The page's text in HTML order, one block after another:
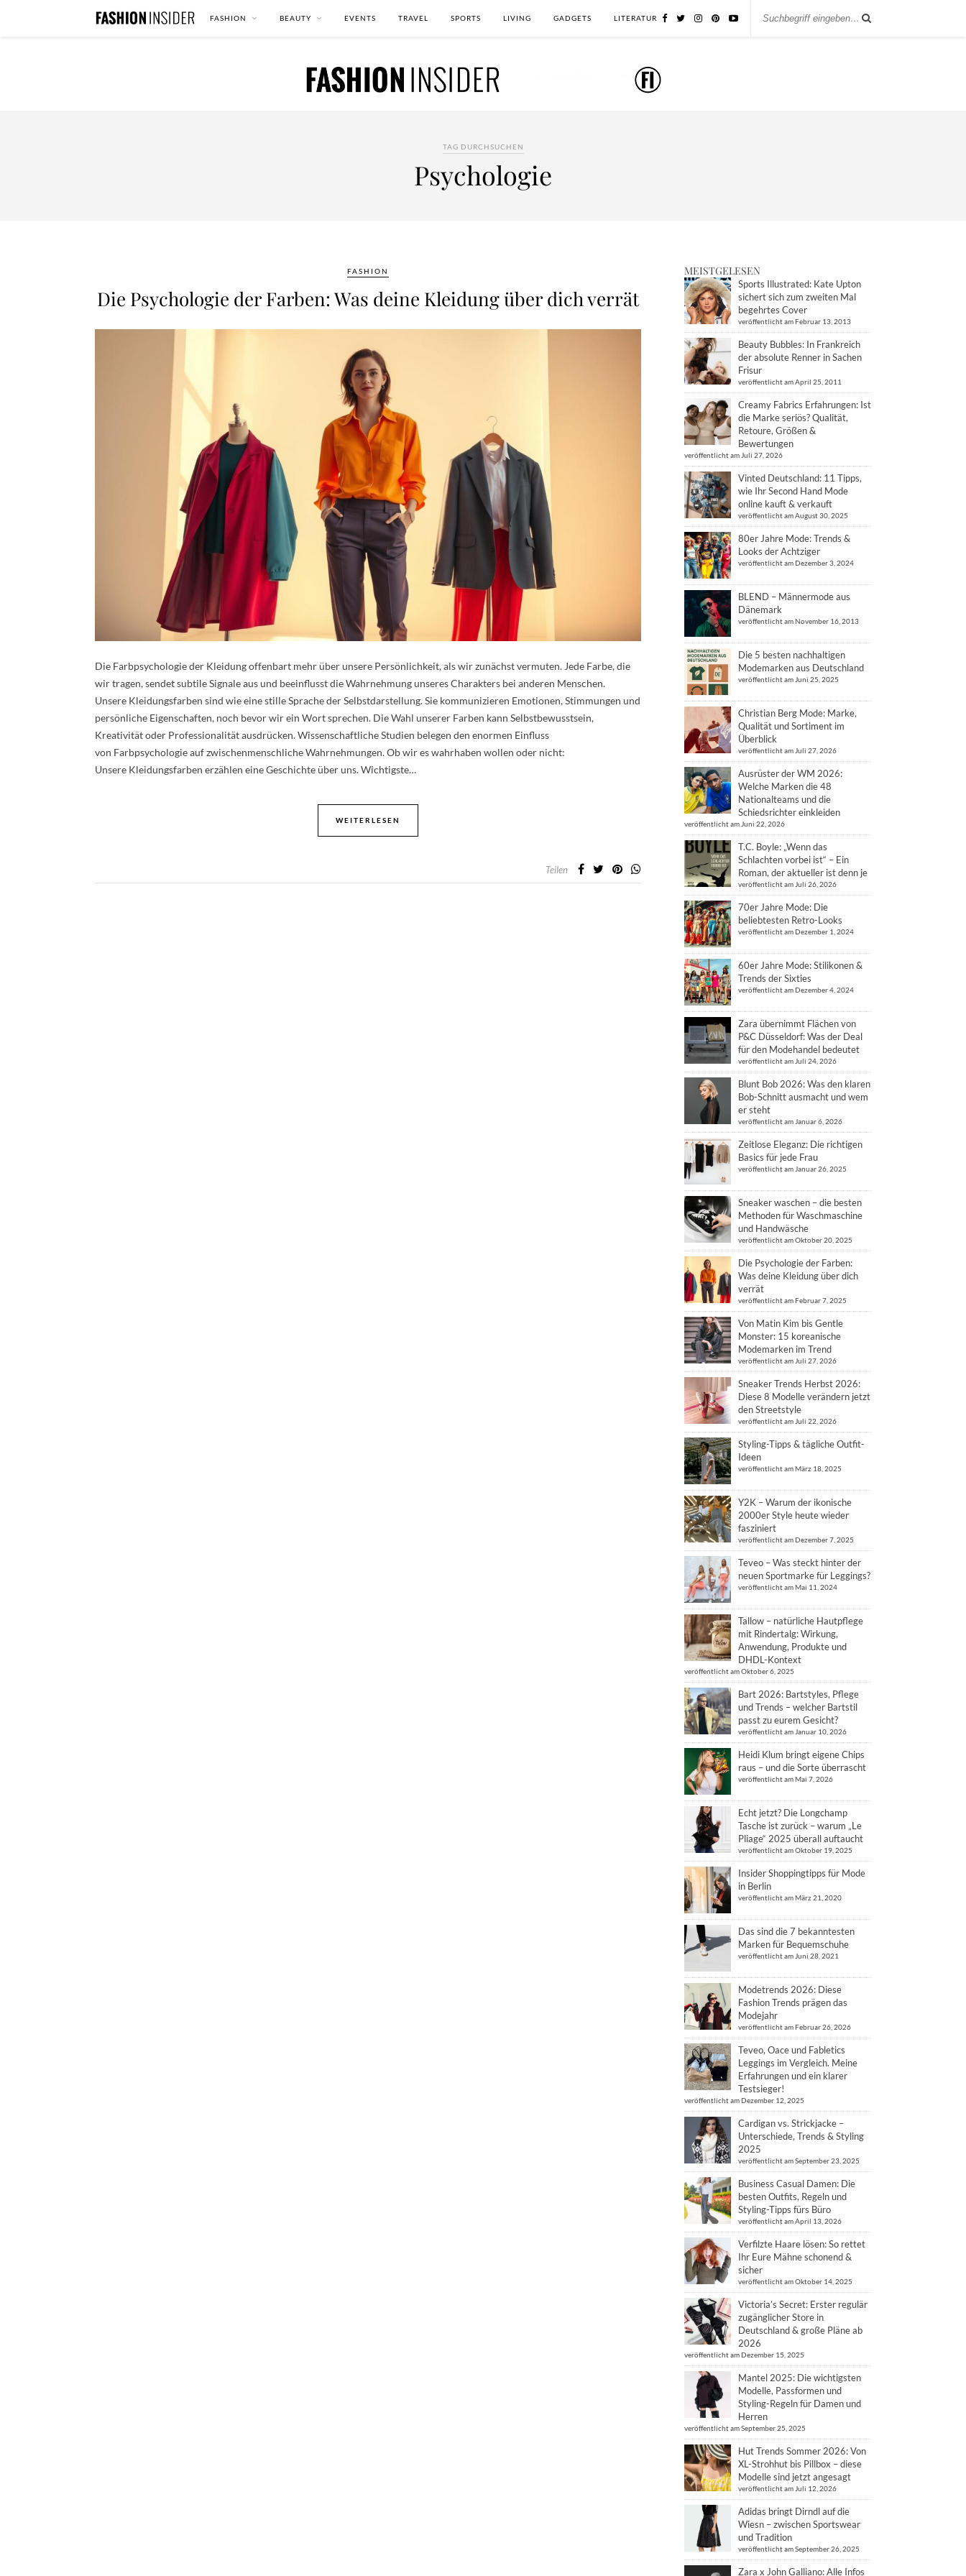
FASHION BEAUTY EVENTS TRAVEL SPORTS LIVING GADGETS LITERATUR
TAG DURCHSUCHEN
Psychologie
FASHION
Die Psychologie der Farben: Was deine Kleidung über dich verrät
Die Farbpsychologie der Kleidung offenbart mehr über unsere Persönlichkeit, als wir zunächst vermuten. Jede Farbe, die
wir tragen, sendet subtile Signale aus und beeinflusst die Wahrnehmung unseres Charakters bei anderen Menschen.
Unsere Kleidungsfarben sind wie eine stille Sprache der Selbstdarstellung. Sie kommunizieren Emotionen, Stimmungen und
persönliche Eigenschaften, noch bevor wir ein Wort sprechen. Die Wahl unserer Farben kann Selbstbewusstsein,
Kreativität oder Professionalität ausdrücken. Wissenschaftliche Studien belegen den enormen Einfluss
von Farbpsychologie auf zwischenmenschliche Wahrnehmungen. Ob wir es wahrhaben wollen oder nicht:
Unsere Kleidungsfarben erzählen eine Geschichte über uns. Wichtigste…
WEITERLESEN
Teilen
MEISTGELESEN
Sports Illustrated: Kate Upton
sichert sich zum zweiten Mal
begehrtes Cover
veröffentlicht am Februar 13, 2013
Beauty Bubbles: In Frankreich
der absolute Renner in Sachen
Frisur
veröffentlicht am April 25, 2011
Creamy Fabrics Erfahrungen: Ist
die Marke seriös? Qualität,
Retoure, Größen &
Bewertungen
veröffentlicht am Juli 27, 2026
Vinted Deutschland: 11 Tipps,
wie Ihr Second Hand Mode
online kauft & verkauft
veröffentlicht am August 30, 2025
80er Jahre Mode: Trends &
Looks der Achtziger
veröffentlicht am Dezember 3, 2024
BLEND – Männermode aus
Dänemark
veröffentlicht am November 16, 2013
Die 5 besten nachhaltigen
Modemarken aus Deutschland
veröffentlicht am Juni 25, 2025
Christian Berg Mode: Marke,
Qualität und Sortiment im
Überblick
veröffentlicht am Juli 27, 2026
Ausrüster der WM 2026:
Welche Marken die 48
Nationalteams und die
Schiedsrichter einkleiden
veröffentlicht am Juni 22, 2026
T.C. Boyle: „Wenn das
Schlachten vorbei ist“ – Ein
Roman, der aktueller ist denn je
veröffentlicht am Juli 26, 2026
70er Jahre Mode: Die
beliebtesten Retro-Looks
veröffentlicht am Dezember 1, 2024
60er Jahre Mode: Stilikonen &
Trends der Sixties
veröffentlicht am Dezember 4, 2024
Zara übernimmt Flächen von
P&C Düsseldorf: Was der Deal
für den Modehandel bedeutet
veröffentlicht am Juli 24, 2026
Blunt Bob 2026: Was den klaren
Bob-Schnitt ausmacht und wem
er steht
veröffentlicht am Januar 6, 2026
Zeitlose Eleganz: Die richtigen
Basics für jede Frau
veröffentlicht am Januar 26, 2025
Sneaker waschen – die besten
Methoden für Waschmaschine
und Handwäsche
veröffentlicht am Oktober 20, 2025
Die Psychologie der Farben:
Was deine Kleidung über dich
verrät
veröffentlicht am Februar 7, 2025
Von Matin Kim bis Gentle
Monster: 15 koreanische
Modemarken im Trend
veröffentlicht am Juli 27, 2026
Sneaker Trends Herbst 2026:
Diese 8 Modelle verändern jetzt
den Streetstyle
veröffentlicht am Juli 22, 2026
Styling-Tipps & tägliche Outfit-
Ideen
veröffentlicht am März 18, 2025
Y2K – Warum der ikonische
2000er Style heute wieder
fasziniert
veröffentlicht am Dezember 7, 2025
Teveo – Was steckt hinter der
neuen Sportmarke für Leggings?
veröffentlicht am Mai 11, 2024
Tallow – natürliche Hautpflege
mit Rindertalg: Wirkung,
Anwendung, Produkte und
DHDL-Kontext
veröffentlicht am Oktober 6, 2025
Bart 2026: Bartstyles, Pflege
und Trends – welcher Bartstil
passt zu eurem Gesicht?
veröffentlicht am Januar 10, 2026
Heidi Klum bringt eigene Chips
raus – und die Sorte überrascht
veröffentlicht am Mai 7, 2026
Echt jetzt? Die Longchamp
Tasche ist zurück – warum „Le
Pliage“ 2025 überall auftaucht
veröffentlicht am Oktober 19, 2025
Insider Shoppingtipps für Mode
in Berlin
veröffentlicht am März 21, 2020
Das sind die 7 bekanntesten
Marken für Bequemschuhe
veröffentlicht am Juni 28, 2021
Modetrends 2026: Diese
Fashion Trends prägen das
Modejahr
veröffentlicht am Februar 26, 2026
Teveo, Oace und Fabletics
Leggings im Vergleich. Meine
Erfahrungen und ein klarer
Testsieger!
veröffentlicht am Dezember 12, 2025
Cardigan vs. Strickjacke –
Unterschiede, Trends & Styling
2025
veröffentlicht am September 23, 2025
Business Casual Damen: Die
besten Outfits, Regeln und
Styling-Tipps fürs Büro
veröffentlicht am April 13, 2026
Verfilzte Haare lösen: So rettet
Ihr Eure Mähne schonend &
sicher
veröffentlicht am Oktober 14, 2025
Victoria’s Secret: Erster regulär
zugänglicher Store in
Deutschland & große Pläne ab
2026
veröffentlicht am Dezember 15, 2025
Mantel 2025: Die wichtigsten
Modelle, Passformen und
Styling-Regeln für Damen und
Herren
veröffentlicht am September 25, 2025
Hut Trends Sommer 2026: Von
XL-Strohhut bis Pillbox – diese
Modelle sind jetzt angesagt
veröffentlicht am Juli 12, 2026
Adidas bringt Dirndl auf die
Wiesn – zwischen Sportswear
und Tradition
veröffentlicht am September 26, 2025
Zara x John Galliano: Alle Infos